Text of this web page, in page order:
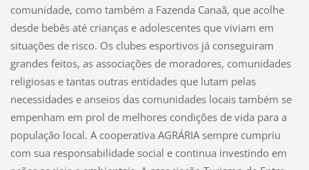
comunidade, como também a Fazenda Canaã, que acolhe
desde bebês até crianças e adolescentes que viviam em
situações de risco. Os clubes esportivos já conseguiram
grandes feitos, as associações de moradores, comunidades
religiosas e tantas outras entidades que lutam pelas
necessidades e anseios das comunidades locais também se
empenham em prol de melhores condições de vida para a
população local. A cooperativa AGRÁRIA sempre cumpriu
com sua responsabilidade social e continua investindo em